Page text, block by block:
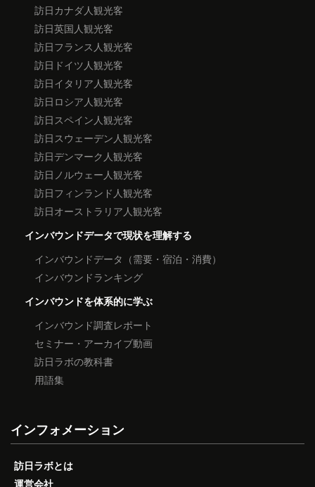
訪日カナダ人観光客
訪日英国人観光客
訪日フランス人観光客
訪日ドイツ人観光客
訪日イタリア人観光客
訪日ロシア人観光客
訪日スペイン人観光客
訪日スウェーデン人観光客
訪日デンマーク人観光客
訪日ノルウェー人観光客
訪日フィンランド人観光客
訪日オーストラリア人観光客
インバウンドデータで現状を理解する
インバウンドデータ（需要・宿泊・消費）
インバウンドランキング
インバウンドを体系的に学ぶ
インバウンド調査レポート
セミナー・アーカイブ動画
訪日ラボの教科書
用語集
インフォメーション
訪日ラボとは
運営会社